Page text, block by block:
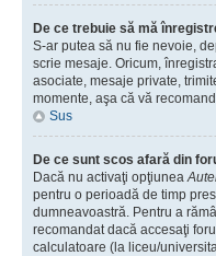
De ce trebuie să mă
S-ar putea să nu fie nevoie,
scrie mesaje. Oricum,
asociate, mesaje private,
momente, aşa că vă
Sus
De ce sunt scos afară din
Dacă nu activaţi opţiunea
pentru o perioadă de timp
dumneavoastră. Pentru a
recomandat dacă accesaţi
calculatoare (la liceu/